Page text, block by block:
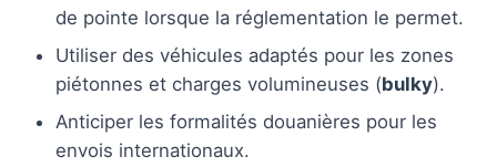
de pointe lorsque la réglementation le permet.
Utiliser des véhicules adaptés pour les zones
piétonnes et charges volumineuses (bulky).
Anticiper les formalités douanières pour les
envois internationaux.